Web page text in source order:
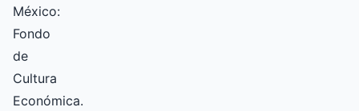
México:
Fondo
de
Cultura
Económica.